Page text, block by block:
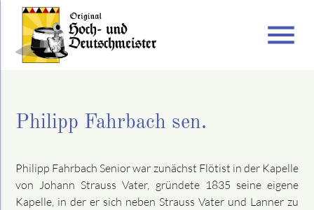
menu
Philipp Fahrbach sen.
Philipp Fahrbach Senior war zunächst Flötist in der Kapelle
von Johann Strauss Vater, gründete 1835 seine eigene
Kapelle, in der er sich neben Strauss Vater und Lanner zu